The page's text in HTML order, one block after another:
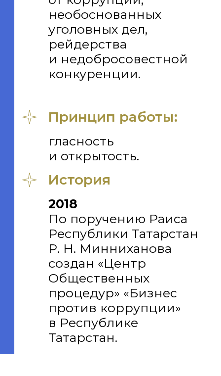
Решение вопроса
О рассмотрении
Обращения
на заседании
Общественного совета
Рассмотрение
обращения
Сопредседателями
Центра, правовая
экспертиза обращения
Обработка
обращения и сбор
материалов
по обращению
Прием обращения
заявителя